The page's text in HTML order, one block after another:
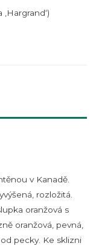
v Kanadě.
rozložitá.
oranžová s
oranžová, pevná,
pecky. Ke sklizni